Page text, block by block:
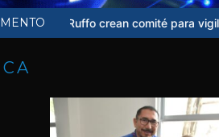
crean comité para vigilar proceso